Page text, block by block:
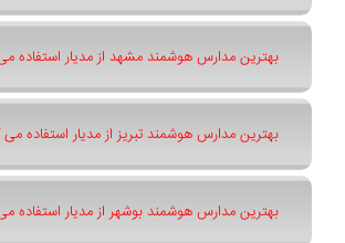
بهترین مدارس هوشمند مشهد از مدیار استفاده
بهترین مدارس هوشمند تبریز از مدیار استفاده می
بهترین مدارس هوشمند بوشهر از مدیار استفاده